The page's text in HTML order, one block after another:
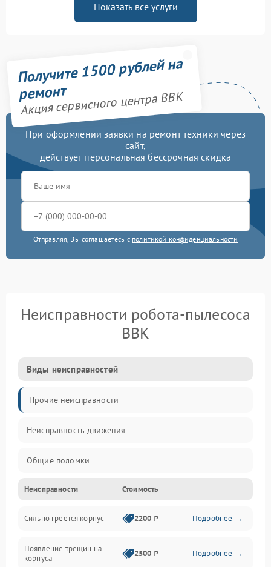
Показать все услуги
Получите 1500 рублей на
ремонт
Акция сервисного центра BBK
При оформлении заявки на ремонт техники через
сайт,
действует персональная бессрочная скидка
Отправляя, Вы соглашаетесь с политикой конфиденциальности
Неисправности робота-пылесоса
BBK
Виды неисправностей
Прочие неисправности
Неисправность движения
Общие поломки
Неисправность датчиков
Неисправность программного обеспечения
Проблемы с сигналом
Неисправности Стоимость
Сильно греется корпус 2200 ₽ Подробнее →
Появление трещин на
корпуса
2500 ₽ Подробнее →